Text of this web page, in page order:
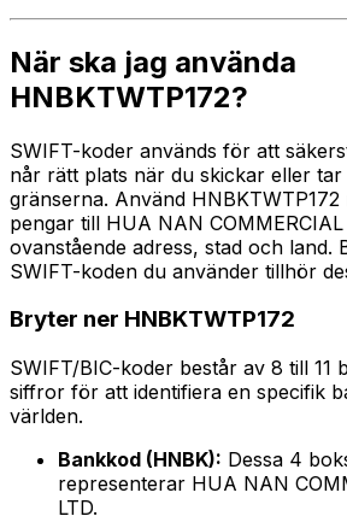
När ska jag använda
HNBKTWTP172?
SWIFT-koder används för att
når rätt plats när du skickar eller
gränserna. Använd
pengar till HUA NAN
ovanstående adress, stad och land.
SWIFT-koden du använder tillhör
Bryter ner HNBKTWTP172
SWIFT/BIC-koder består av 8 till 11
siffror för att identifiera en specifik
världen.
Bankkod (HNBK): Dessa 4
representerar HUA NAN
LTD.